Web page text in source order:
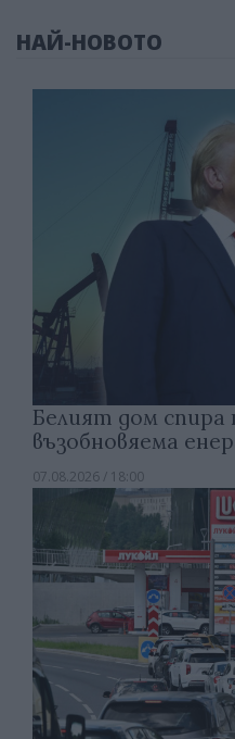
НАЙ-НОВОТО
Белият дом спира
възобновяема
07.08.2026 / 18:00